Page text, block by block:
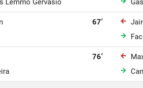
67’
76’